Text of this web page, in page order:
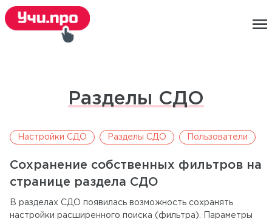
menu
Разделы СДО
Настройки СДО Разделы СДО Пользователи
Сохранение собственных фильтров на
странице раздела СДО
В разделах СДО появилась возможность сохранять
настройки расширенного поиска (фильтра). Параметры